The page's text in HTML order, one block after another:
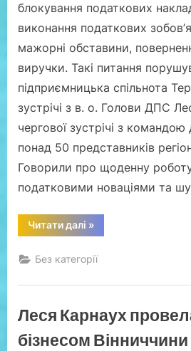
блокування податкових
виконання податкових
мажорні обставини,
виручки. Такі питання
підприємницька спільнота
зустрічі з в. о. Голови ДПС
чергової зустрічі з
понад 50 представників
Говорили про щоденну
податковими новаціями та
Читати далі “Цифровізація,
Е-
та
аграрні
головні
команди
ДПС
бізнесом
»
Без категорії
Леся Карнаух
бізнесом